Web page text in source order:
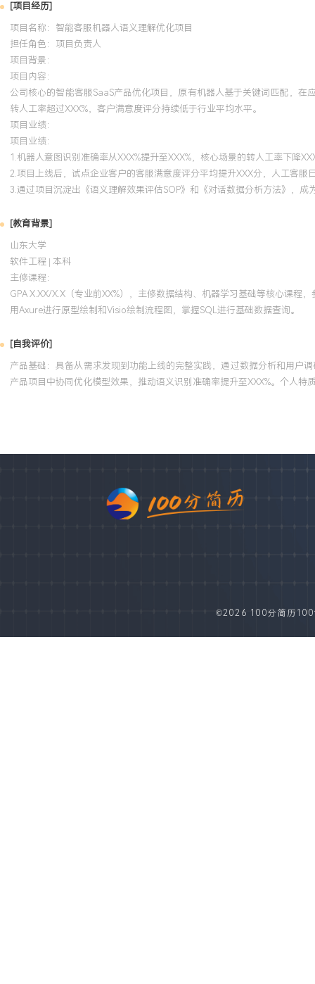
[项目经历]
项目名称：智能客服机器人语义理解优化项目
担任角色： 项目负责人
项目背景：
项目内容：
公司核心的智能客服SaaS产品优化项目，原有机器人基于关键词匹配，
转人工率超过XXX%，客户满意度评分持续低于行业平均水平。
项目业绩：
项目业绩：
1.机器人意图识别准确率从XXX%提升至XXX%，核心场景的转人工率下降
2.项目上线后，试点企业客户的客服满意度评分平均提升XXX分，人工客服
3.通过项目沉淀出《语义理解效果评估SOP》和《对话数据分析方法》，成
[教育背景]
山东大学
软件工程 | 本科
主修课程：
GPA X.XX/X.X（专业前XX%），主修数据结构、机器学习基础等核心课
用Axure进行原型绘制和Visio绘制流程图，掌握SQL进行基础数据查询。
[自我评价]
产品基础：具备从需求发现到功能上线的完整实践，通过数据分析和用户
产品项目中协同优化模型效果，推动语义识别准确率提升至XXX%。个人
©2026 100分简历